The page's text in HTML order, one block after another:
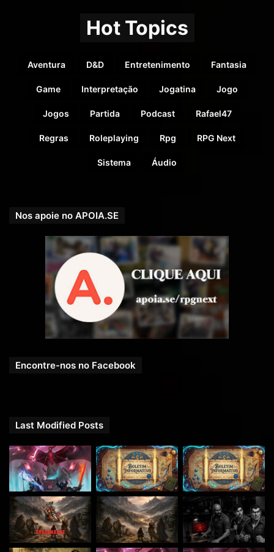
Nossa parceira! Editora CHA – Livros e Sistemas Nacionais
Veja ainda oFórum do RPGNEXT! Lá você pode encontrar
pessoas para conversar e trocar umas ideias sobre os
mais diversos assuntos.
SITE QUESTCAST: https://questcast.com.br/
Hot Topics
Aventura D&D Entretenimento Fantasia
Game Interpretação Jogatina Jogo
Jogos Partida Podcast Rafael47
Regras Roleplaying Rpg RPG Next
Sistema Áudio
Nos apoie no APOIA.SE
Encontre-nos no Facebook
Last Modified Posts